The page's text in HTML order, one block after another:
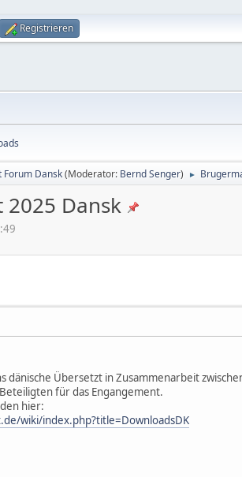
Registrieren
Forum Dansk(Moderator: Bernd Senger) ►
Dansk
dänische Übersetzt in Zusammenarbeit
für das Engangement.
hier:
wiki/index.php?title=DownloadsDK